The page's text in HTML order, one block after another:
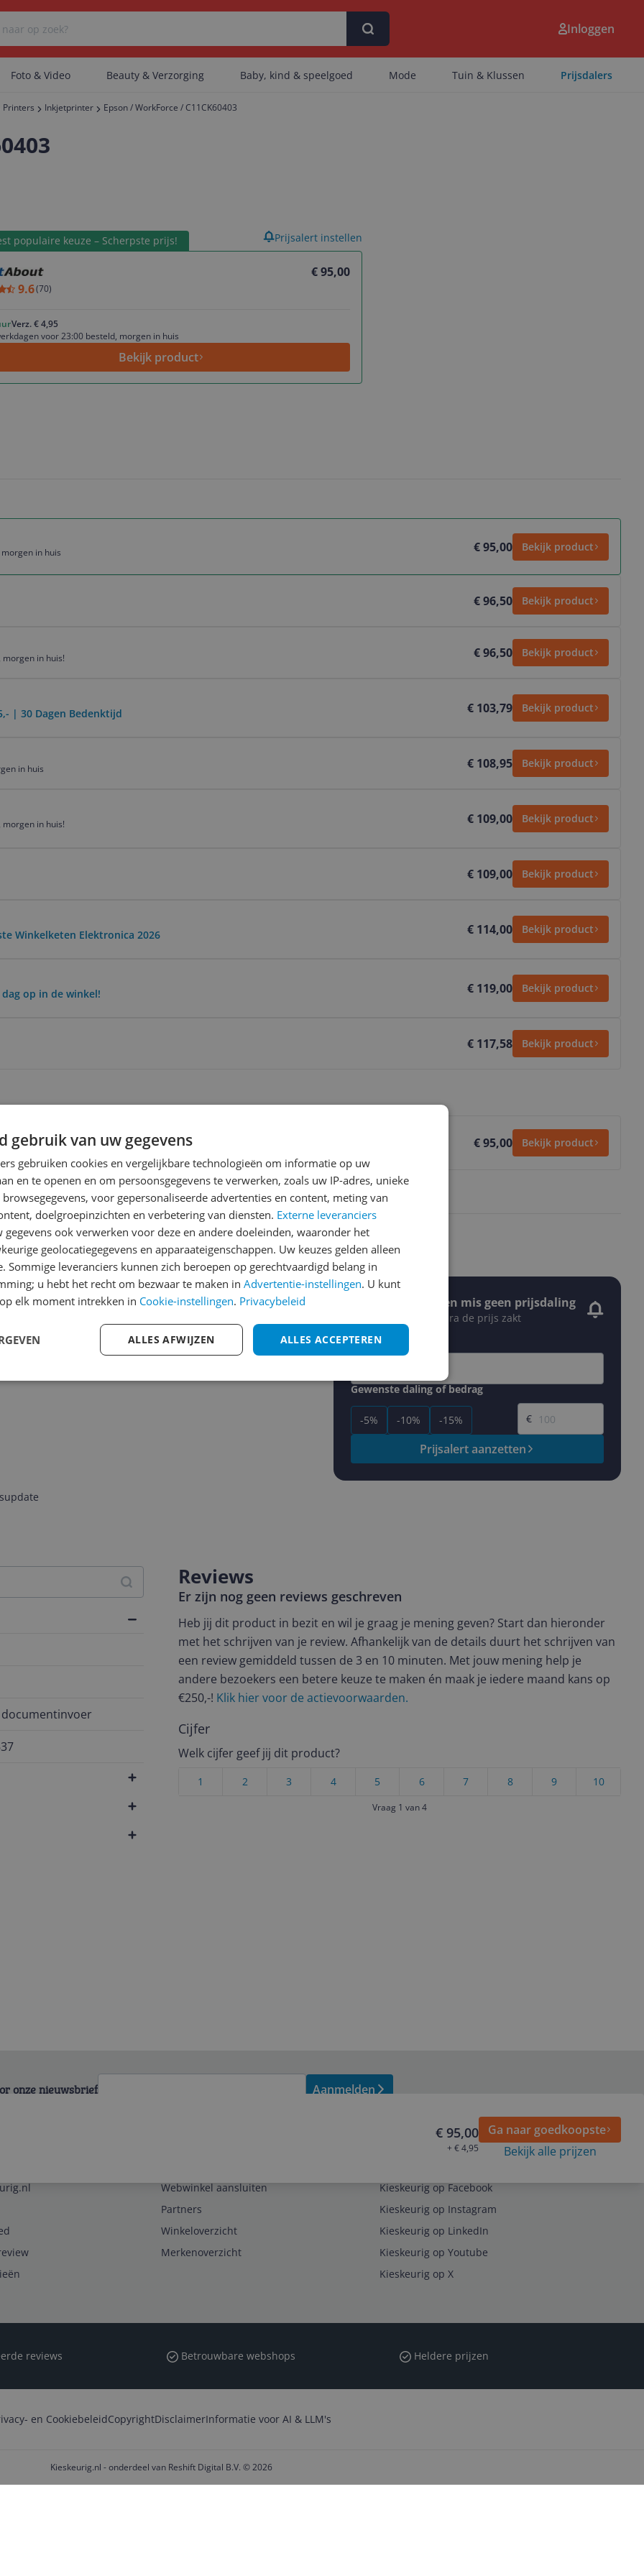
Er zijn geen artikelen gevonden.
Inloggen
Foto & Video Beauty & Verzorging Baby, kind & speelgoed Mode Tuin & Klussen Prijsdalers
Printers Inkjetprinter Epson / WorkForce / C11CK60403
populaire keuze – Scherpste prijs!
€ 95,00
9.6(70)
Verz. € 4,95
voor 23:00 besteld, morgen in huis
Bekijk product
Prijsalert instellen
in huis
€ 95,00 Bekijk product
€ 96,50 Bekijk product
in huis!
€ 96,50 Bekijk product
| 30 Dagen Bedenktijd € 103,79 Bekijk product
in huis
€ 108,95 Bekijk product
in huis!
€ 109,00 Bekijk product
€ 109,00 Bekijk product
Winkelketen Elektronica 2026 € 114,00 Bekijk product
op in de winkel! € 119,00 Bekijk product
€ 117,58 Bekijk product
Gratis bezorgd > €20,- € 95,00 Bekijk product
1m 3m 6m Jaar Alles
Stel een alert in en mis geen prijsdaling
Krijg een seintje zodra de prijs zakt
Jouw e-mailadres
Gewenste daling of bedrag
-5% -10% -15%
Gewenste prijs
€
Prijsalert aanzetten
Reviews
Er zijn nog geen reviews geschreven
Heb jij dit product in bezit en wil je graag je mening geven? Start dan hieronder
met het schrijven van je review. Afhankelijk van de details duurt het schrijven van
een review gemiddeld tussen de 3 en 10 minuten. Met jouw mening help je
andere bezoekers een betere keuze te maken én maak je iedere maand kans op
€250,-! Klik hier voor de actievoorwaarden.
Cijfer
Welk cijfer geef jij dit product?
10
9
8
7
6
5
4
3
2
1
Vraag 1 van 4
€ 95,00
+ € 4,95
Ga naar goedkoopste
Bekijk alle prijzen
onze nieuwsbrief Aanmelden
Webwinkel aansluiten
Partners
Winkeloverzicht
Merkenoverzicht
Kieskeurig op Facebook
Kieskeurig op Instagram
Kieskeurig op LinkedIn
Kieskeurig op Youtube
Kieskeurig op X
reviews Betrouwbare webshops Heldere prijzen
en CookiebeleidCopyrightDisclaimerInformatie voor AI & LLM's
Kieskeurig.nl - onderdeel van Reshift Digital B.V. © 2026
gebruik van uw gegevens
gebruiken cookies en vergelijkbare technologieën om informatie op uw
en te openen en om persoonsgegevens te verwerken, zoals uw IP-adres, unieke
voor gepersonaliseerde advertenties en content, meting van
doelgroepinzichten en verbetering van diensten. Externe leveranciers
gegevens ook verwerken voor deze en andere doeleinden, waaronder het
geolocatiegegevens en apparaateigenschappen. Uw keuzes gelden alleen
Sommige leveranciers kunnen zich beroepen op gerechtvaardigd belang in
u hebt het recht om bezwaar te maken in Advertentie-instellingen. U kunt
elk moment intrekken in Cookie-instellingen. Privacybeleid
ALLES ACCEPTEREN
ALLES AFWIJZEN